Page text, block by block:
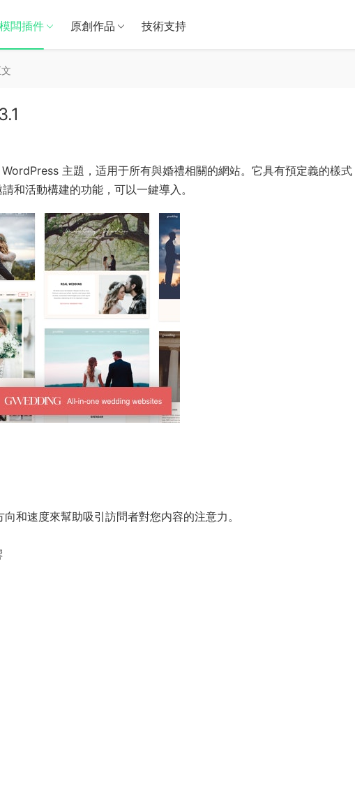
模闆插件 原創作品 技術支持
主題，适用于所有與婚禮相關的網站。它具有預定義的樣式
和活動構建的功能，可以一鍵導入。
和速度來幫助吸引訪問者對您内容的注意力。